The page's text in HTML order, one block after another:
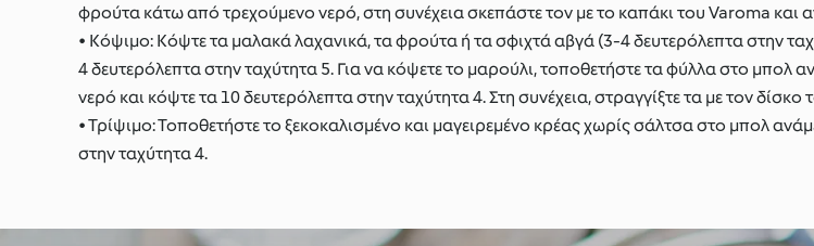
φρούτα κάτω από τρεχούμενο νερό, στη συνέχεια σκεπάστε τον με το καπάκι του Varoma και
• Κόψιμο: Κόψτε τα μαλακά λαχανικά, τα φρούτα ή τα σφιχτά αβγά (3-4 δευτερόλεπτα στην
4 δευτερόλεπτα στην ταχύτητα 5. Για να κόψετε το μαρούλι, τοποθετήστε τα φύλλα στο μπολ
νερό και κόψτε τα 10 δευτερόλεπτα στην ταχύτητα 4. Στη συνέχεια, στραγγίξτε τα με τον δίσκο
• Τρίψιμο: Τοποθετήστε το ξεκοκαλισμένο και μαγειρεμένο κρέας χωρίς σάλτσα στο μπολ
στην ταχύτητα 4.